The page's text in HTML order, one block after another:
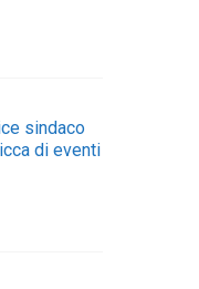
sindaco
di eventi